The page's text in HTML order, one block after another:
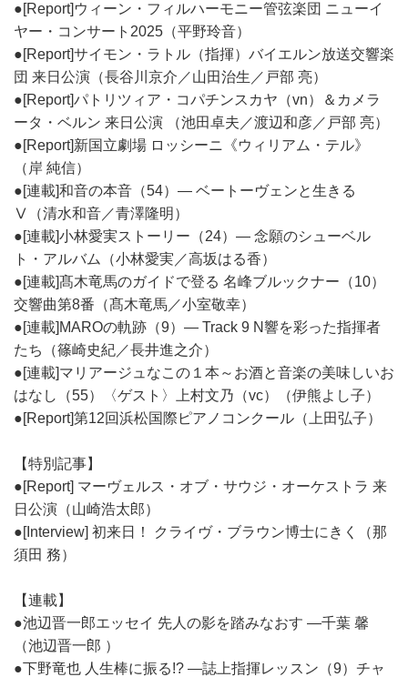
●[Report]ウィーン・フィルハーモニー管弦楽団 ニューイ
ヤー・コンサート2025（平野玲音）
●[Report]サイモン・ラトル（指揮）バイエルン放送交響楽
団 来日公演（長谷川京介／山田治生／戸部 亮）
●[Report]パトリツィア・コパチンスカヤ（vn）＆カメラ
ータ・ベルン 来日公演 （池田卓夫／渡辺和彦／戸部 亮）
●[Report]新国立劇場 ロッシーニ《ウィリアム・テル》
（岸 純信）
●[連載]和音の本音（54）― ベートーヴェンと生きる
Ⅴ（清水和音／青澤隆明）
●[連載]小林愛実ストーリー（24）― 念願のシューベル
ト・アルバム（小林愛実／高坂はる香）
●[連載]髙木竜馬のガイドで登る 名峰ブルックナー（10）
交響曲第8番（髙木竜馬／小室敬幸）
●[連載]MAROの軌跡（9）― Track 9 N響を彩った指揮者
たち（篠崎史紀／長井進之介）
●[連載]マリアージュなこの１本～お酒と音楽の美味しいお
はなし（55）〈ゲスト〉上村文乃（vc）（伊熊よし子）
●[Report]第12回浜松国際ピアノコンクール（上田弘子）
【特別記事】
●[Report] マーヴェルス・オブ・サウジ・オーケストラ 来
日公演（山崎浩太郎）
●[Interview] 初来日！ クライヴ・ブラウン博士にきく（那
須田 務）
【連載】
●池辺晋一郎エッセイ 先人の影を踏みなおす ―千葉 馨
（池辺晋一郎 ）
●下野竜也 人生棒に振る!? ―誌上指揮レッスン（9）チャ